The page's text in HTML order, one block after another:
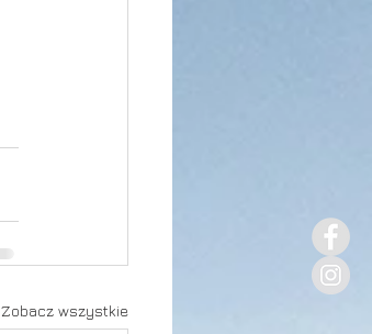
Zobacz wszystkie